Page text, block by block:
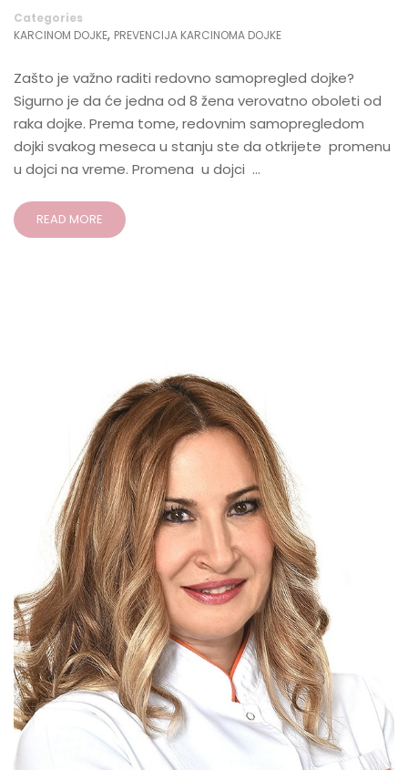
Categories
KARCINOM DOJKE, PREVENCIJA KARCINOMA DOJKE
Zašto je važno raditi redovno samopregled dojke?
Sigurno je da će jedna od 8 žena verovatno oboleti od
raka dojke. Prema tome, redovnim samopregledom
dojki svakog meseca u stanju ste da otkrijete promenu
u dojci na vreme. Promena u dojci …
READ MORE